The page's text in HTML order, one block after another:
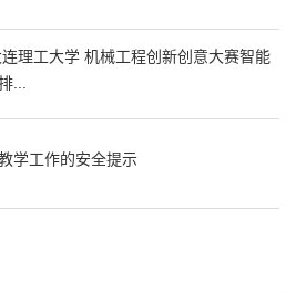
理工大学 机械工程创新创意大赛智能
...
学工作的安全提示